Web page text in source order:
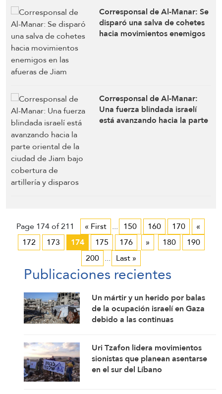
Corresponsal de Al-Manar: Se
disparó una salva de cohetes
hacia movimientos enemigos
Corresponsal de Al-Manar:
Una fuerza blindada israelí
está avanzando hacia la parte
Page 174 of 211 « First ... 150 160 170
«
172
173 174 175 176 » 180
190
200 ... Last »
Publicaciones recientes
Un mártir y un herido por balas
de la ocupación israelí en Gaza
debido a las continuas
Uri Tzafon lidera movimientos
sionistas que planean asentarse
en el sur del Líbano